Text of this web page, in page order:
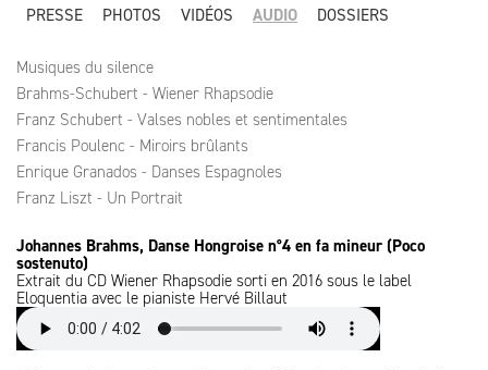
PRESSE
PHOTOS VIDÉOS AUDIO DOSSIERS
Musiques du silence
Brahms-Schubert - Wiener Rhapsodie
Franz Schubert - Valses nobles et sentimentales
Francis Poulenc - Miroirs brûlants
Enrique Granados - Danses Espagnoles
Franz Liszt - Un Portrait
Johannes Brahms, Danse Hongroise n°4 en fa mineur (Poco
sostenuto)
Extrait du CD Wiener Rhapsodie sorti en 2016 sous le label
Eloquentia avec le pianiste Hervé Billaut